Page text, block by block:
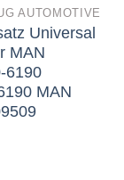
AUTOMOTIVE
Universal
MAN
6190
MAN